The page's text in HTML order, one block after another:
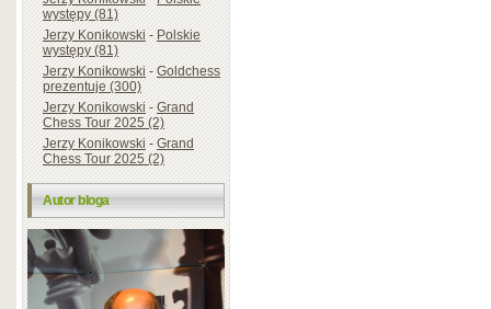
występy (81)
Jerzy Konikowski-Polskie
występy (81)
Jerzy Konikowski-Goldchess
prezentuje (300)
Jerzy Konikowski-Grand
Chess Tour 2025 (2)
Jerzy Konikowski-Grand
Chess Tour 2025 (2)
Autor bloga